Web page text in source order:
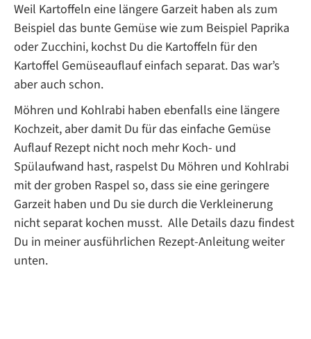
Weil Kartoffeln eine längere Garzeit haben als zum
Beispiel das bunte Gemüse wie zum Beispiel Paprika
oder Zucchini, kochst Du die Kartoffeln für den
Kartoffel Gemüseauflauf einfach separat. Das war’s
aber auch schon.
Möhren und Kohlrabi haben ebenfalls eine längere
Kochzeit, aber damit Du für das einfache Gemüse
Auflauf Rezept nicht noch mehr Koch- und
Spülaufwand hast, raspelst Du Möhren und Kohlrabi
mit der groben Raspel so, dass sie eine geringere
Garzeit haben und Du sie durch die Verkleinerung
nicht separat kochen musst. Alle Details dazu findest
Du in meiner ausführlichen Rezept-Anleitung weiter
unten.